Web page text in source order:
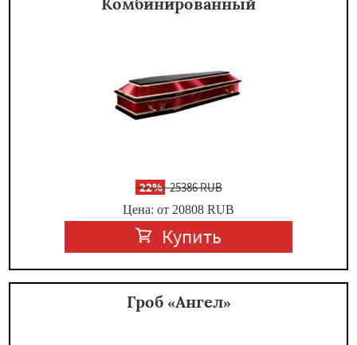
-22%25386 RUB
Цена: от 20808 RUB
Купить
Гроб «Ангел»